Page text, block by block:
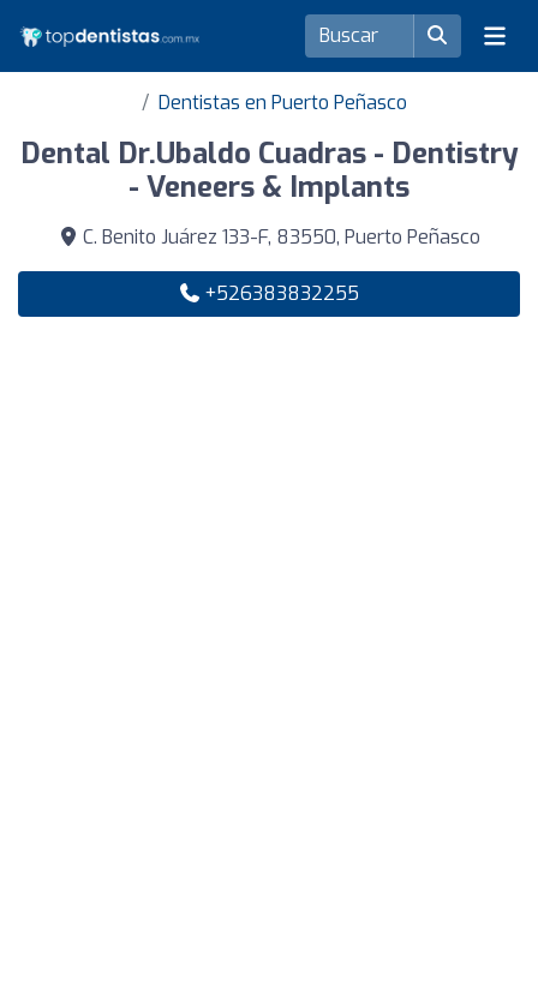
Dentistas en Puerto Peñasco
Dental Dr.Ubaldo Cuadras - Dentistry
- Veneers & Implants
C. Benito Juárez 133-F, 83550, Puerto Peñasco
+526383832255